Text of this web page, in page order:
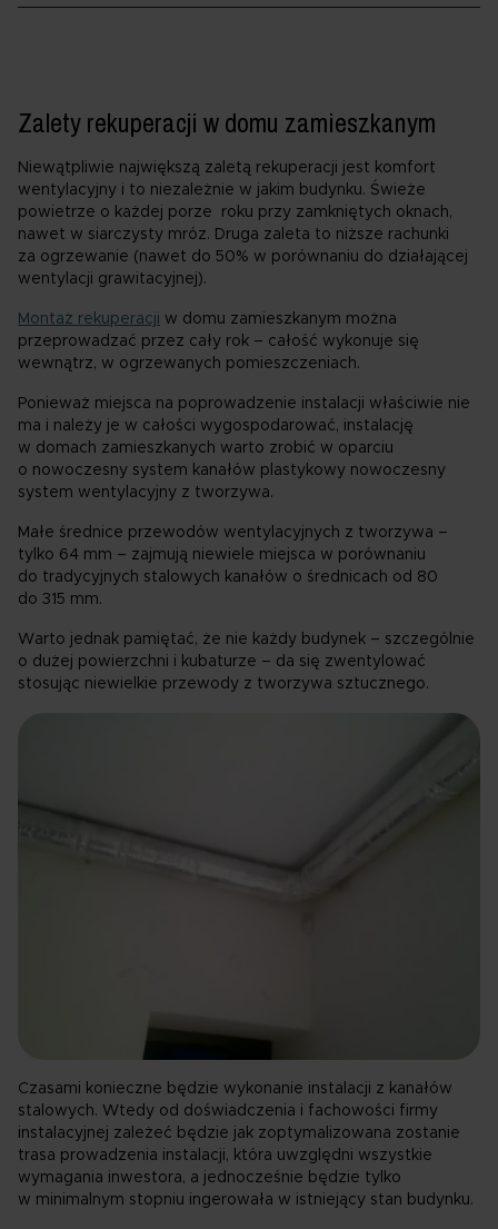
Zalety rekuperacji w domu zamieszkanym
Niewątpliwie największą zaletą rekuperacji jest komfort
wentylacyjny i to niezależnie w jakim budynku. Świeże
powietrze o każdej porze roku przy zamkniętych oknach,
nawet w siarczysty mróz. Druga zaleta to niższe rachunki
za ogrzewanie (nawet do 50% w porównaniu do działającej
wentylacji grawitacyjnej).
Montaż rekuperacji w domu zamieszkanym można
przeprowadzać przez cały rok – całość wykonuje się
wewnątrz, w ogrzewanych pomieszczeniach.
Ponieważ miejsca na poprowadzenie instalacji właściwie nie
ma i należy je w całości wygospodarować, instalację
w domach zamieszkanych warto zrobić w oparciu
o nowoczesny system kanałów plastykowy nowoczesny
system wentylacyjny z tworzywa.
Małe średnice przewodów wentylacyjnych z tworzywa –
tylko 64 mm – zajmują niewiele miejsca w porównaniu
do tradycyjnych stalowych kanałów o średnicach od 80
do 315 mm.
Warto jednak pamiętać, że nie każdy budynek – szczególnie
o dużej powierzchni i kubaturze – da się zwentylować
stosując niewielkie przewody z tworzywa sztucznego.
Czasami konieczne będzie wykonanie instalacji z kanałów
stalowych. Wtedy od doświadczenia i fachowości firmy
instalacyjnej zależeć będzie jak zoptymalizowana zostanie
trasa prowadzenia instalacji, która uwzględni wszystkie
wymagania inwestora, a jednocześnie będzie tylko
w minimalnym stopniu ingerowała w istniejący stan budynku.